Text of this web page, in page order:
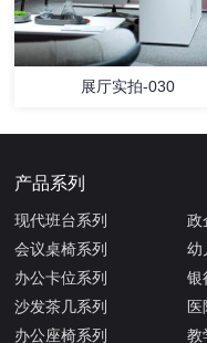
展厅实拍-030
产品系列
现代班台系列
会议桌椅系列
办公卡位系列
沙发茶几系列
办公座椅系列
政
幼
银
医
教